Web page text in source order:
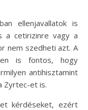
ellenjavallatok is
a cetirizinre vagy a
nem szedheti azt. A
is fontos, hogy
antihisztamint
Zyrtec-et is.
kérdéseket, ezért